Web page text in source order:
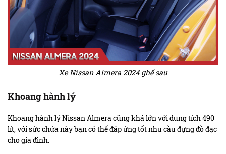
Xe Nissan Almera 2024 ghế sau
Khoang hành lý
Khoang hành lý Nissan Almera cũng khá lớn với dung tích 490
lít, với sức chứa này bạn có thể đáp ứng tốt nhu cầu đựng đồ đạc
cho gia đình.